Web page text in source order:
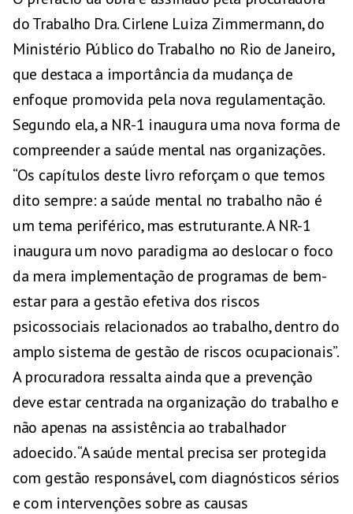
do Trabalho Dra. Cirlene Luiza Zimmermann, do
Ministério Público do Trabalho no Rio de Janeiro,
que destaca a importância da mudança de
enfoque promovida pela nova regulamentação.
Segundo ela, a NR-1 inaugura uma nova forma de
compreender a saúde mental nas organizações.
“Os capítulos deste livro reforçam o que temos
dito sempre: a saúde mental no trabalho não é
um tema periférico, mas estruturante. A NR-1
inaugura um novo paradigma ao deslocar o foco
da mera implementação de programas de bem-
estar para a gestão efetiva dos riscos
psicossociais relacionados ao trabalho, dentro do
amplo sistema de gestão de riscos ocupacionais”.
A procuradora ressalta ainda que a prevenção
deve estar centrada na organização do trabalho e
não apenas na assistência ao trabalhador
adoecido. “A saúde mental precisa ser protegida
com gestão responsável, com diagnósticos sérios
e com intervenções sobre as causas